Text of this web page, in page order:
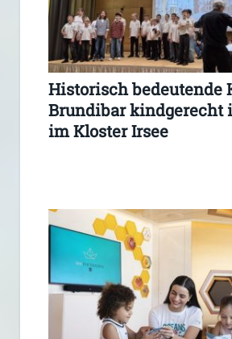
Historisch bedeutende
Brundibar kindgerecht
im Kloster Irsee